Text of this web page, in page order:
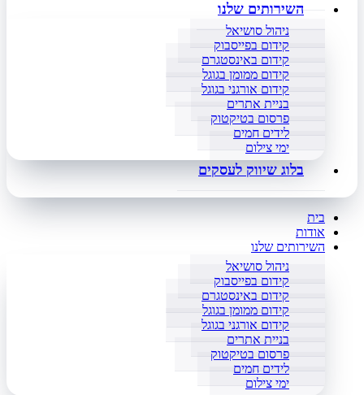
השירותים שלנו
ניהול סושיאל
קידום בפייסבוק
קידום באינסטגרם
קידום ממומן בגוגל
קידום אורגני בגוגל
בניית אתרים
פרסום בטיקטוק
לידים חמים
ימי צילום
בלוג שיווק לעסקים
בית
אודות
השירותים שלנו
ניהול סושיאל
קידום בפייסבוק
קידום באינסטגרם
קידום ממומן בגוגל
קידום אורגני בגוגל
בניית אתרים
פרסום בטיקטוק
לידים חמים
ימי צילום